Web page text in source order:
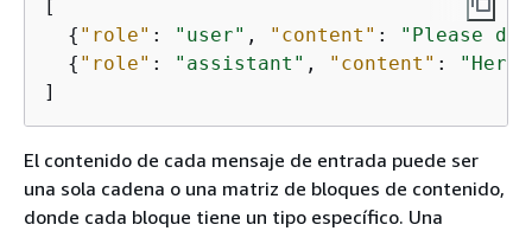
[
{ "role" : "user" , "content" :
"Please
{ "role" : "assistant" , "content" :
"Here
]
El contenido de cada mensaje de entrada puede ser
una sola cadena o una matriz de bloques de contenido,
donde cada bloque tiene un tipo específico. Una